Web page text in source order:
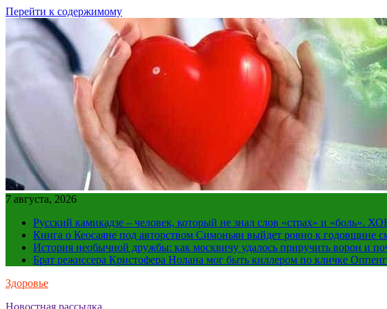
Перейти к содержимому
7 августа, 2026
Русский камикадзе – человек, который не знал слов «страх» и «боль».
Книга о Кеосаяне под авторством Симоньян выйдет ровно к годовщине
История необычной дружбы: как москвичу удалось приручить ворон и
Брат режиссера Кристофера Нолана мог быть киллером по кличке
Здоровье
Новостная рассылка